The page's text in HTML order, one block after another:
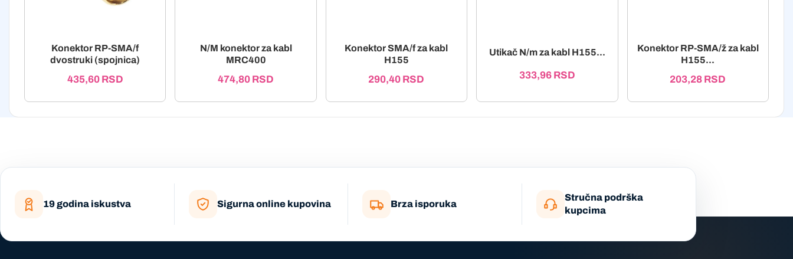
Konektor RP-SMA/f
dvostruki (spojnica)
435,60 RSD
N/M konektor za kabl
MRC400
474,80 RSD
Konektor SMA/f za kabl
H155
290,40 RSD
Utikač N/m za kabl H155...
333,96 RSD
Konektor RP-SMA/ž za kabl
H155...
203,28 RSD
19 godina iskustva Sigurna online kupovina Brza isporuka
Stručna podrška
kupcima